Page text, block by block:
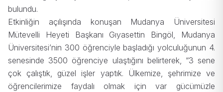
bulundu.
Etkinliğin açılışında konuşan Mudanya Üniversitesi
Mütevelli Heyeti Başkanı Gıyasettin Bingöl, Mudanya
Üniversitesi’nin 300 öğrenciyle başladığı yolculuğunun 4.
senesinde 3500 öğrenciye ulaştığını belirterek, “3 sene
çok çalıştık, güzel işler yaptık. Ülkemize, şehrimize ve
öğrencilerimize faydalı olmak için var gücümüzle